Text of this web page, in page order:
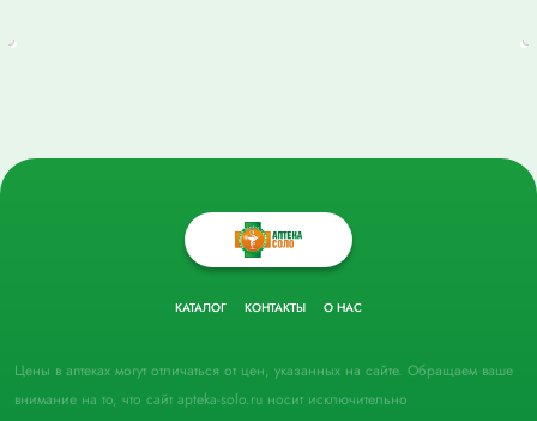
КАТАЛОГ КОНТАКТЫ О НАС
Цены в аптеках могут отличаться от цен, указанных на сайте. Обращаем ваше
внимание на то, что сайт apteka-solo.ru носит исключительно